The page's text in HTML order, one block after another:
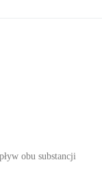
obu substancji